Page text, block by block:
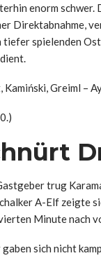
enorm
Direktabnahme,
tiefer spielenden
Kamiński, Greiml –
trug
A-Elf zeigte
Minute nach
sich nicht